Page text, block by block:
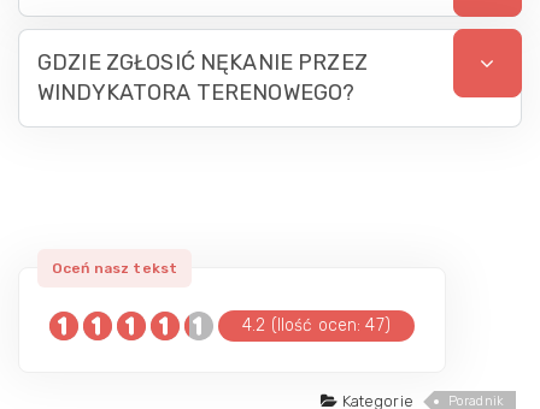
GDZIE ZGŁOSIĆ NĘKANIE PRZEZ
WINDYKATORA TERENOWEGO?
4.2 (Ilość ocen: 47)
Kategorie Poradnik